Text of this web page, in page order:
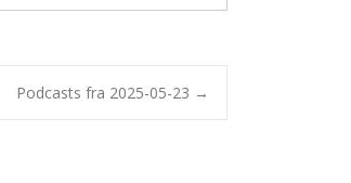
for
lyden.
Podcasts fra 2025-05-23 →